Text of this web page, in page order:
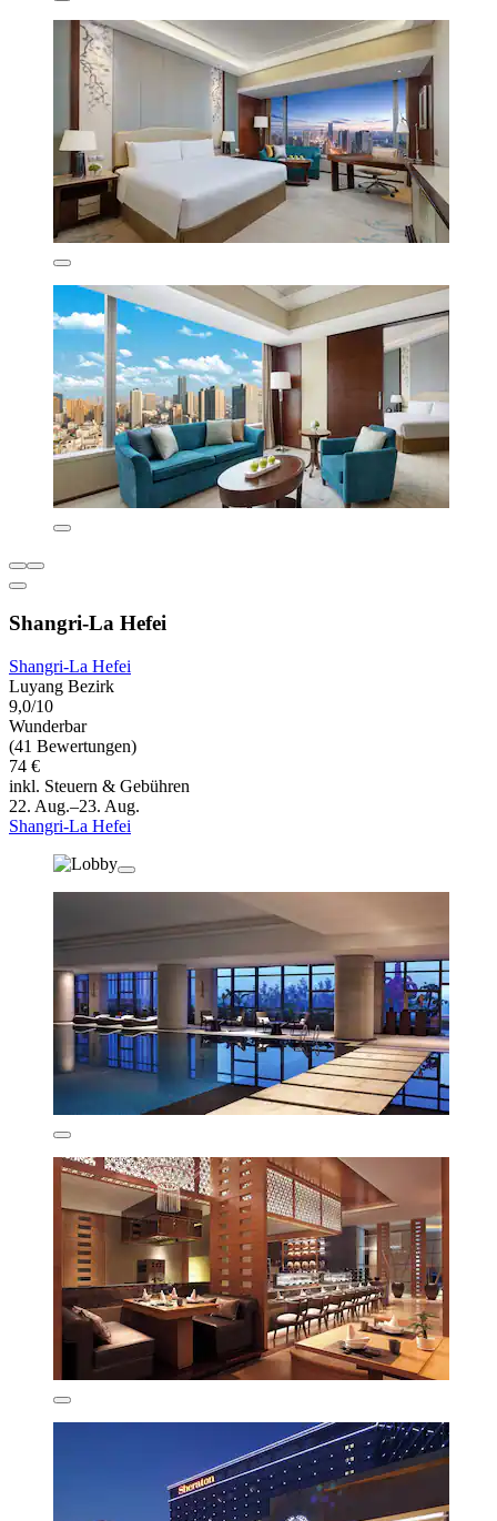
Shangri-La Hefei
Shangri-La Hefei
Luyang Bezirk
9,0/10
Wunderbar
(41 Bewertungen)
74 €
inkl. Steuern & Gebühren
22. Aug.–23. Aug.
Shangri-La Hefei